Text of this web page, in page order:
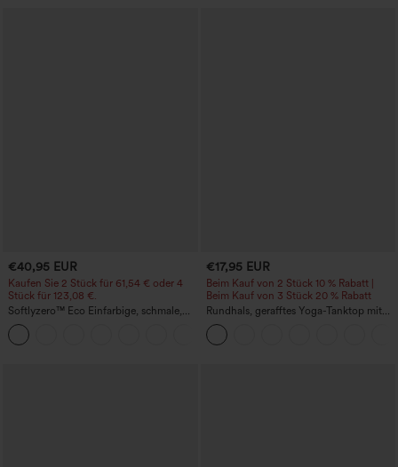
€40,95 EUR
Kaufen Sie 2 Stück für 61,54 € oder 4
Stück für 123,08 €.
Softlyzero™ Eco Einfarbige, schmale,
hoch taillierte Wanderhose mit
mehreren Taschen
€17,95 EUR
Beim Kauf von 2 Stück 10 % Rabatt |
Beim Kauf von 3 Stück 20 % Rabatt
Rundhals, gerafftes Yoga-Tanktop mit
Cool-Touch-Effekt – UPF50+